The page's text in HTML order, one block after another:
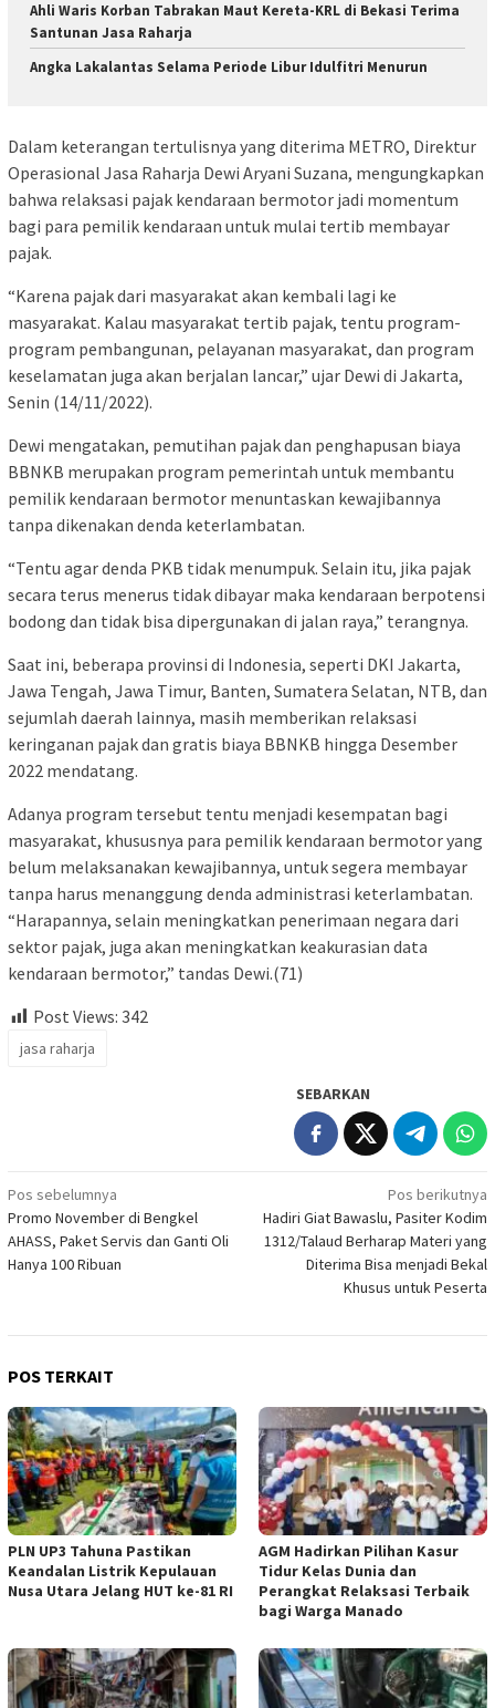
Ahli Waris Korban Tabrakan Maut Kereta-KRL di Bekasi Terima
Santunan Jasa Raharja
Angka Lakalantas Selama Periode Libur Idulfitri Menurun
Dalam keterangan tertulisnya yang diterima METRO, Direktur
Operasional Jasa Raharja Dewi Aryani Suzana, mengungkapkan
bahwa relaksasi pajak kendaraan bermotor jadi momentum
bagi para pemilik kendaraan untuk mulai tertib membayar
pajak.
“Karena pajak dari masyarakat akan kembali lagi ke
masyarakat. Kalau masyarakat tertib pajak, tentu program-
program pembangunan, pelayanan masyarakat, dan program
keselamatan juga akan berjalan lancar,” ujar Dewi di Jakarta,
Senin (14/11/2022).
Dewi mengatakan, pemutihan pajak dan penghapusan biaya
BBNKB merupakan program pemerintah untuk membantu
pemilik kendaraan bermotor menuntaskan kewajibannya
tanpa dikenakan denda keterlambatan.
“Tentu agar denda PKB tidak menumpuk. Selain itu, jika pajak
secara terus menerus tidak dibayar maka kendaraan berpotensi
bodong dan tidak bisa dipergunakan di jalan raya,” terangnya.
Saat ini, beberapa provinsi di Indonesia, seperti DKI Jakarta,
Jawa Tengah, Jawa Timur, Banten, Sumatera Selatan, NTB, dan
sejumlah daerah lainnya, masih memberikan relaksasi
keringanan pajak dan gratis biaya BBNKB hingga Desember
2022 mendatang.
Adanya program tersebut tentu menjadi kesempatan bagi
masyarakat, khususnya para pemilik kendaraan bermotor yang
belum melaksanakan kewajibannya, untuk segera membayar
tanpa harus menanggung denda administrasi keterlambatan.
“Harapannya, selain meningkatkan penerimaan negara dari
sektor pajak, juga akan meningkatkan keakurasian data
kendaraan bermotor,” tandas Dewi.(71)
Post Views: 342
jasa raharja
SEBARKAN
Navigasi
pos
Pos sebelumnya
Promo November di Bengkel
AHASS, Paket Servis dan Ganti Oli
Hanya 100 Ribuan
Pos berikutnya
Hadiri Giat Bawaslu, Pasiter Kodim
1312/Talaud Berharap Materi yang
Diterima Bisa menjadi Bekal
Khusus untuk Peserta
POS TERKAIT
PLN UP3 Tahuna Pastikan
Keandalan Listrik Kepulauan
Nusa Utara Jelang HUT ke-81 RI
AGM Hadirkan Pilihan Kasur
Tidur Kelas Dunia dan
Perangkat Relaksasi Terbaik
bagi Warga Manado